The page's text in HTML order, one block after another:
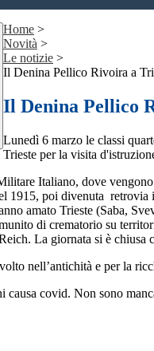
Home >
Novità >
Le notizie >
Il Denina Pellico Rivoira a
Il Denina Pellico
Lunedì 6 marzo le classi
Trieste per la visita
Italiano, dove
poi divenuta
amato Trieste (Saba,
di crematorio su
La giornata si è chiusa
nell’antichità e per la
covid. Non sono